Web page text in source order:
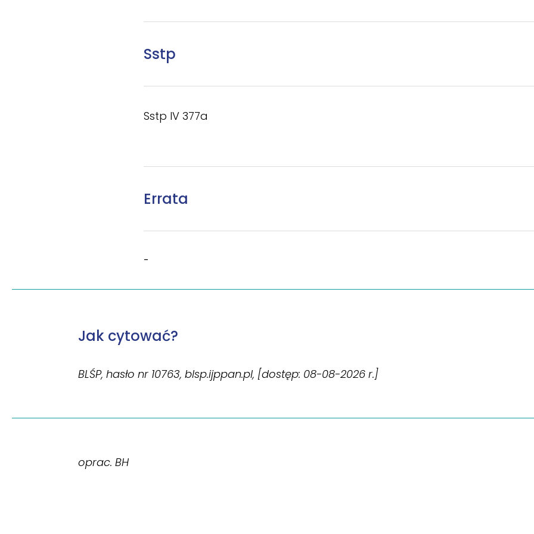
Sstp
Sstp IV 377a
Errata
-
Jak cytować?
BLŚP, hasło nr 10763, blsp.ijppan.pl, [dostęp: 08-08-2026 r.]
oprac. BH